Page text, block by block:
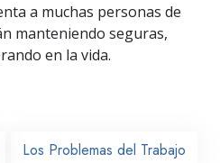
a muchas personas de
manteniendo seguras,
en la vida.
Los Problemas del Trabajo